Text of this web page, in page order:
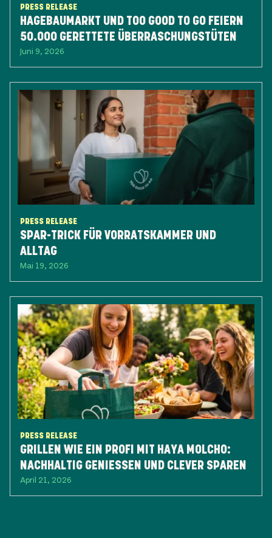
PRESS RELEASE
HAGEBAUMARKT UND TOO GOOD TO GO FEIERN
50.000 GERETTETE ÜBERRASCHUNGSTÜTEN
Juni 9, 2026
PRESS RELEASE
SPAR-TRICK FÜR VORRATSKAMMER UND
ALLTAG
Mai 19, 2026
PRESS RELEASE
GRILLEN WIE EIN PROFI MIT HAYA MOLCHO:
NACHHALTIG GENIESSEN UND CLEVER SPAREN
April 21, 2026